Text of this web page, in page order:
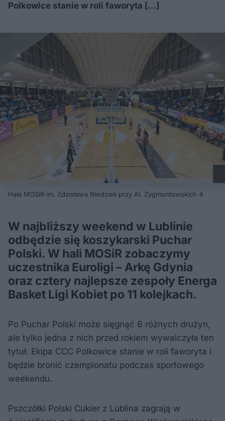
Polkowice stanie w roli faworyta […]
Hala MOSiR im. Zdzisława Niedzieli przy Al. Zygmuntowskich 4
W najbliższy weekend w Lublinie
odbędzie się koszykarski Puchar
Polski. W hali MOSiR zobaczymy
uczestnika Euroligi – Arkę Gdynia
oraz cztery najlepsze zespoły Energa
Basket Ligi Kobiet po 11 kolejkach.
Po Puchar Polski może sięgnąć 6 różnych drużyn,
ale tylko jedna z nich przed rokiem wywalczyła ten
tytuł. Ekipa CCC Polkowice stanie w roli faworyta i
będzie bronić czempionatu podczas sportowego
weekendu.
Pszczółki Polski Cukier z Lublina zagrają w